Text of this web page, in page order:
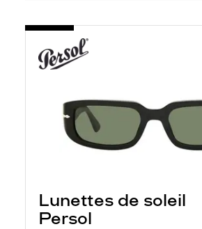
Lunettes de soleil
Persol